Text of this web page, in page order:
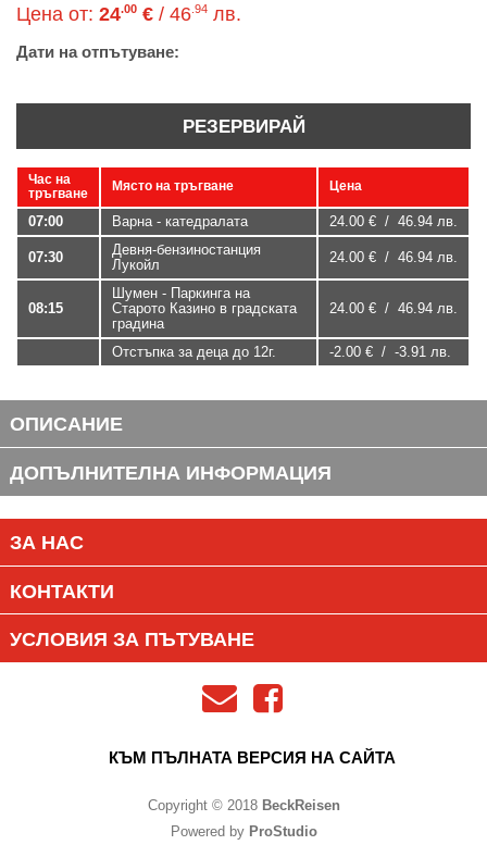
Цена от: 24.00 € / 46 .94 лв.
Дати на отпътуване:
РЕЗЕРВИРАЙ
Час на
тръгване
Място на тръгване Цена
07:00 Варна - катедралата 24.00 € / 46.94 лв.
07:30
Девня-бензиностанция
Лукойл
24.00 € / 46.94 лв.
08:15
Шумен - Паркинга на
Старото Казино в градската
градина
24.00 € / 46.94 лв.
Отстъпка за деца до 12г. -2.00 € / -3.91 лв.
ОПИСАНИЕ
ДОПЪЛНИТЕЛНА ИНФОРМАЦИЯ
ЗА НАС
КОНТАКТИ
УСЛОВИЯ ЗА ПЪТУВАНЕ
КЪМ ПЪЛНАТА ВЕРСИЯ НА САЙТА
Copyright © 2018 BeckReisen
Powered by ProStudio